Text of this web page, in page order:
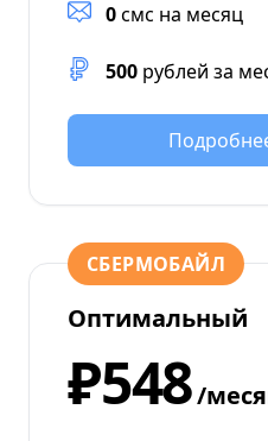
0смс на месяц
500 рублей за
СБЕРМОБАЙЛ
Оптимальный
₽548/